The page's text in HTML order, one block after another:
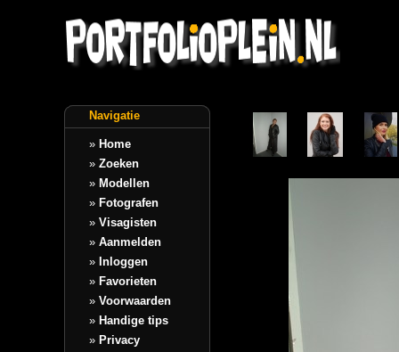
Navigatie
» Home
» Zoeken
» Modellen
» Fotografen
» Visagisten
» Aanmelden
» Inloggen
» Favorieten
» Voorwaarden
» Handige tips
» Privacy